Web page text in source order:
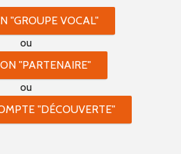
"GROUPE VOCAL"
ou
"PARTENAIRE"
ou
"DÉCOUVERTE"